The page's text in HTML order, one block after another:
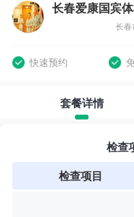
快速预约
套餐详情
检查
检查项目